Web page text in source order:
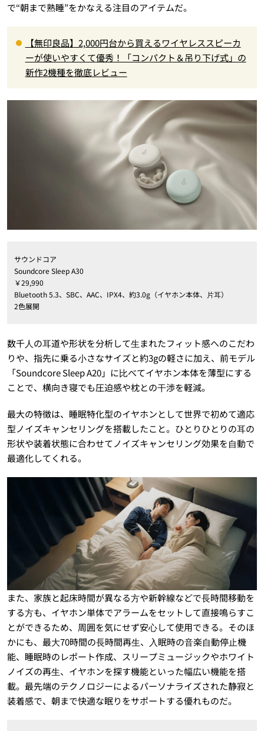
で“朝まで熟睡”をかなえる注目のアイテムだ。
【無印良品】2,000円台から買えるワイヤレススピーカ
ーが使いやすくて優秀！「コンパクト＆吊り下げ式」の
新作2機種を徹底レビュー
サウンドコア
Soundcore Sleep A30
￥29,990
Bluetooth 5.3、SBC、AAC、IPX4、約3.0g（イヤホン本体、⽚⽿）
2色展開
数千⼈の⽿道や形状を分析して⽣まれたフィット感へのこだわ
りや、指先に乗る⼩さなサイズと約3gの軽さに加え、前モデル
「Soundcore Sleep A20」に⽐べてイヤホン本体を薄型にする
ことで、横向き寝でも圧迫感や枕との⼲渉を軽減。
最大の特徴は、睡眠特化型のイヤホンとして世界で初めて適応
型ノイズキャンセリングを搭載したこと。ひとりひとりの⽿の
形状や装着状態に合わせてノイズキャンセリング効果を⾃動で
最適化してくれる。
また、家族と起床時間が異なる⽅や新幹線などで⻑時間移動を
する⽅も、イヤホン単体でアラームをセットして直接鳴らすこ
とができるため、周囲を気にせず安⼼して使用できる。そのほ
かにも、最⼤70時間の⻑時間再⽣、⼊眠時の⾳楽⾃動停⽌機
能、睡眠時のレポート作成、スリープミュージックやホワイト
ノイズの再⽣、イヤホンを探す機能といった幅広い機能を搭
載。最先端のテクノロジーによるパーソナライズされた静寂と
装着感で、朝まで快適な眠りをサポートする優れものだ。